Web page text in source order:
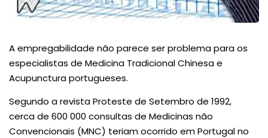
A empregabilidade não parece ser problema para os
especialistas de Medicina Tradicional Chinesa e
Acupunctura portugueses.
Segundo a revista Proteste de Setembro de 1992,
cerca de 600 000 consultas de Medicinas não
Convencionais (MNC) teriam ocorrido em Portugal no